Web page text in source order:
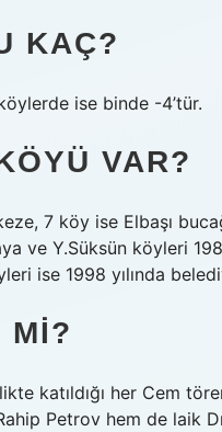
KAÇ?
ise binde -4’tür.
VAR?
7 köy ise Elbaşı
ve Y.Süksün köyleri
ise 1998 yılında
MI?
katıldığı her Cem
Petrov hem de laik